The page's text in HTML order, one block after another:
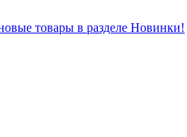
товары в разделе Новинки!